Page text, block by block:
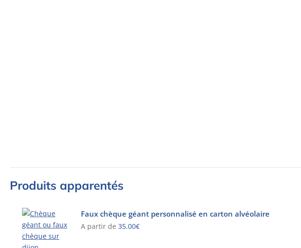
Produits apparentés
Faux chèque géant personnalisé en carton alvéolaire
A partir de 35.00€